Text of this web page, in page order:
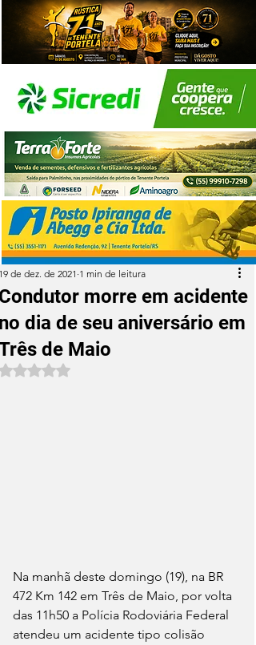
morre em acidente
dia de seu aniversário em
de Maio
de dez. de 2021 1 min de leitura
Avaliado com NaN de 5 estrelas.
Na manhã deste domingo (19), na BR
472 Km 142 em Três de Maio, por volta
das 11h50 a Polícia Rodoviária Federal
atendeu um acidente tipo colisão